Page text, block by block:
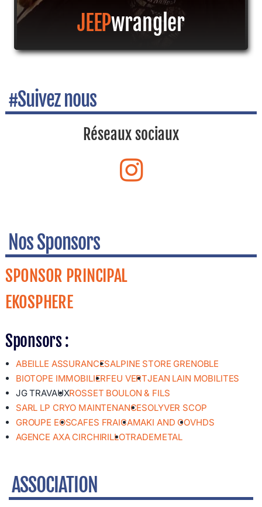
JEEPwrangler
#Suivez nous
Réseaux sociaux
Nos Sponsors
SPONSOR PRINCIPAL
EKOSPHERE
Sponsors :
ABEILLE ASSURANCESALPINE STORE GRENOBLE
BIOTOPE IMMOBILIERFEU VERTJEAN LAIN MOBILITES
JG TRAVAUXROSSET BOULON & FILS
SARL LP CRYO MAINTENANCESOLYVER SCOP
GROUPE EOSCAFES FRAICAMAKI AND COVHDS
AGENCE AXA CIRCHIRILLOTRADEMETAL
ASSOCIATION